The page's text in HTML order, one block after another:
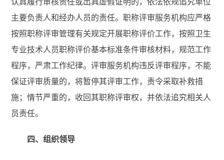
认真履行审核责任或出具虚假证明的，依法依规追究单位
主要负责人和经办人员的责任。职称评审服务机构应严格
按照职称评审管理有关规定开展职称评价工作，按照卫生
专业技术人员职称评价基本标准条件审核材料，规范工作
程序，严肃工作纪律。评审服务机构违反评审程序，不能
保证评审质量的，将暂停其评审工作，责令采取补救措
施；情节严重的，收回其职称评审权，并依法追究相关人
员责任。
四、组织领导